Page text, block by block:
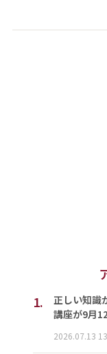
1.
正しい知識
講座が9月
2026.07.13